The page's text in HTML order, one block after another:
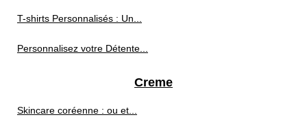
T-shirts Personnalisés : Un...
Personnalisez votre Détente...
Creme
Skincare coréenne : ou et...